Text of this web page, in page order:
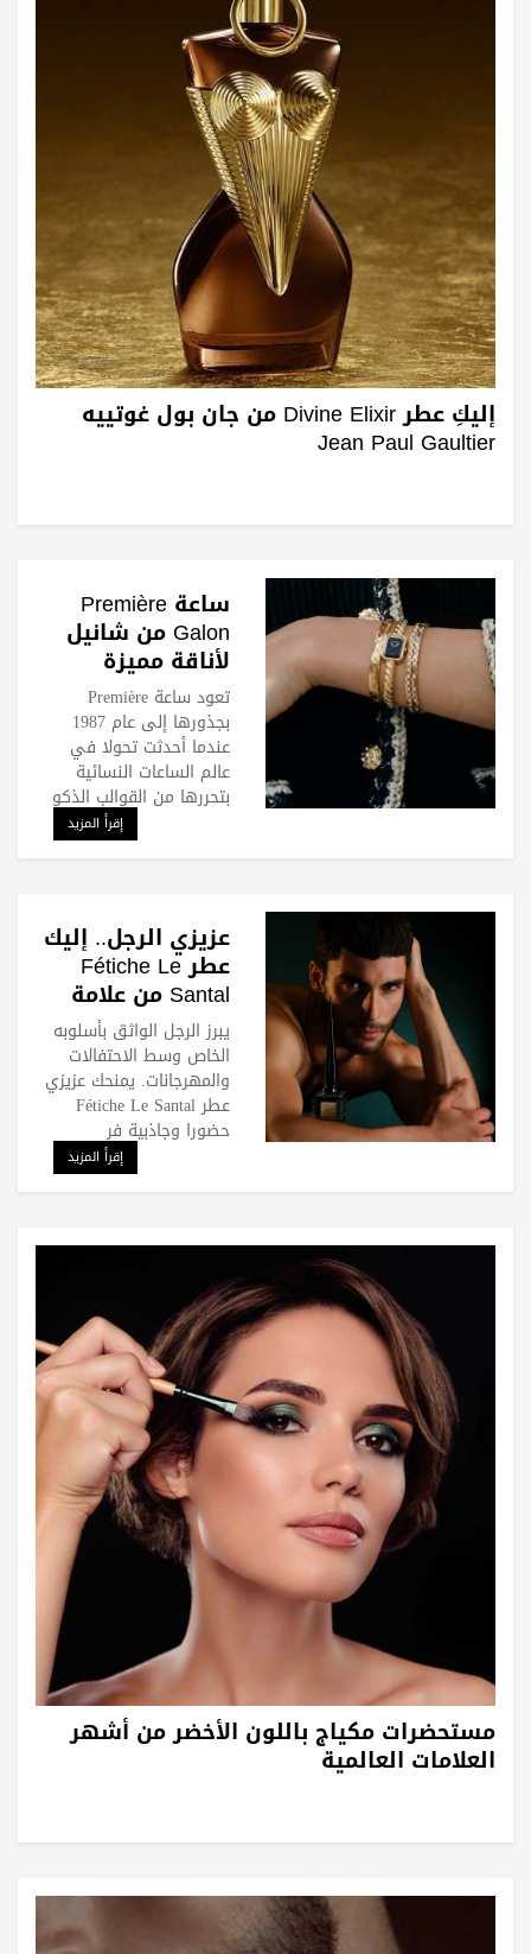
إليكِ عطر Divine Elixir من جان بول غوتييه
Jean Paul Gaultier
ساعة Première
Galon من شانيل
لأناقة مميزة
تعود ساعة Première
بجذورها إلى عام 1987
عندما أحدثت تحولا في
عالم الساعات النسائية
بتحررها من القوالب الذكو
إقرأ المزيد
عزيزي الرجل.. إليك
عطر Fétiche Le
Santal من علامة
كريستيان لوبوتان
يبرز الرجل الواثق بأسلوبه
الخاص وسط الاحتفالات
والمهرجانات. يمنحك عزيزي
عطر Fétiche Le Santal
حضورا وجاذبية فر
إقرأ المزيد
مستحضرات مكياج باللون الأخضر من أشهر
العلامات العالمية